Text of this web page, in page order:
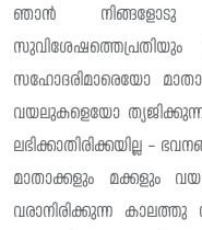
ഞാൻ നിങ്ങളോടു
സഹോദരിമാരെയോ
വയലുകളെയോ
ലഭിക്കാതിരിക്കയില്ല –
മാതാക്കളും മക്കളും
വരാനിരിക്കുന്ന കാലത്തു